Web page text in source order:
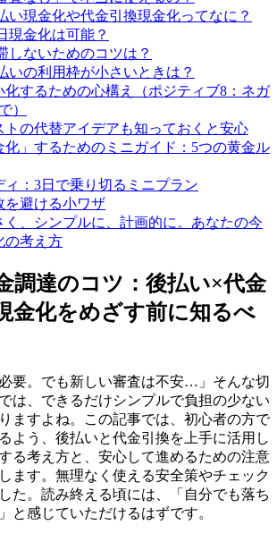
い現金化や代金引換現金化ってなに？
現金化は可能？
しないためのコツは？
いの利用枠が小さいときは？
化するための心構え（ポジティブ8：ネガ
）
トの代替アイデアも知っておくと安心
化」するためのミニガイド：5つの黄金ル
ィ：3日で乗り切るミニプラン
を避ける小ワザ
く、シンプルに、計画的に。あなたの今
の考え方
調達のコツ：後払い×代金
金化をめざす前に知るべ
必要。でも新しい審査は不安…」そんな切
は、できるだけシンプルで負担の少ない
ますよね。この記事では、初心者の方で
よう、後払いと代金引換を上手に活用し
る考え方と、安心して進めるための注意
ます。無理なく使える安全策やチェック
た。読み終える頃には、「自分でも落ち
と感じていただけるはずです。